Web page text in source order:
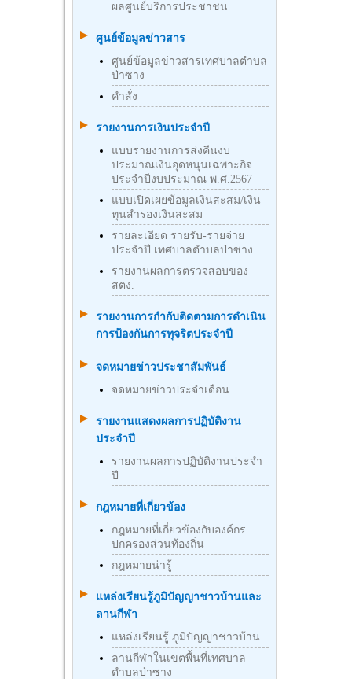
ผลศูนย์บริการประชาชน
ศูนย์ข้อมูลข่าวสาร
ศูนย์ข้อมูลข่าวสารเทศบาลตำบล
ป่าซาง
คำสั่ง
รายงานการเงินประจำปี
แบบรายงานการส่งคืนงบ
ประมาณเงินอุดหนุนเฉพาะกิจ
ประจำปีงบประมาณ พ.ศ.2567
แบบเปิดเผยข้อมูลเงินสะสม/เงิน
ทุนสำรองเงินสะสม
รายละเอียด รายรับ-รายจ่าย
ประจำปี เทศบาลตำบลป่าซาง
รายงานผลการตรวจสอบของ
สตง.
รายงานการกำกับติดตามการดำเนิน
การป้องกันการทุจริตประจำปี
จดหมายข่าวประชาสัมพันธ์
จดหมายข่าวประจำเดือน
รายงานแสดงผลการปฏิบัติงาน
ประจำปี
รายงานผลการปฏิบัติงานประจำ
ปี
กฎหมายที่เกี่ยวข้อง
กฎหมายที่เกี่ยวข้องกับองค์กร
ปกครองส่วนท้องถิ่น
กฎหมายน่ารู้
แหล่งเรียนรู้ภูมิปัญญาชาวบ้านและ
ลานกีฬา
แหล่งเรียนรู้ ภูมิปัญญาชาวบ้าน
ลานกีฬาในเขตพื้นที่เทศบาล
ตำบลป่าซาง